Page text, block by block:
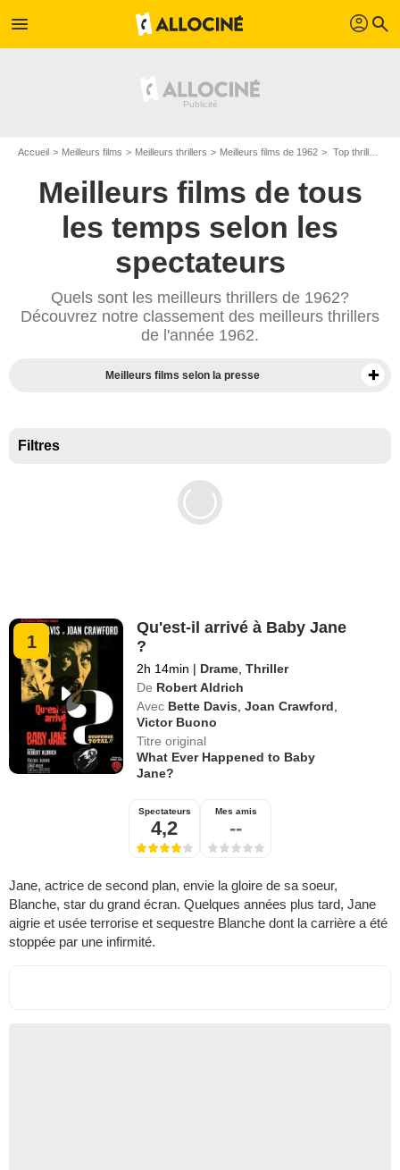
menu profil search
Accueil Meilleurs films Meilleurs thrillers Meilleurs films de 1962 Top thrillers de 1962
Meilleurs films de tous
les temps selon les
spectateurs
Quels sont les meilleurs thrillers de 1962?
Découvrez notre classement des meilleurs thrillers
de l'année 1962.
Meilleurs films selon la presse
Filtres
1
Qu'est-il arrivé à Baby Jane
?
2h 14min | Drame ,Thriller
De Robert Aldrich
Avec Bette Davis ,Joan Crawford
Victor Buono
Titre original
What Ever Happened to Baby
Jane?
Spectateurs
4,2
Mes amis
--
Jane, actrice de second plan, envie la gloire de sa soeur,
Blanche, star du grand écran. Quelques années plus tard, Jane
aigrie et usée terrorise et sequestre Blanche dont la carrière a été
stoppée par une infirmité.